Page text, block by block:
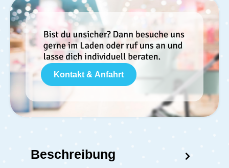
Kontakt & Anfahrt
Beschreibung